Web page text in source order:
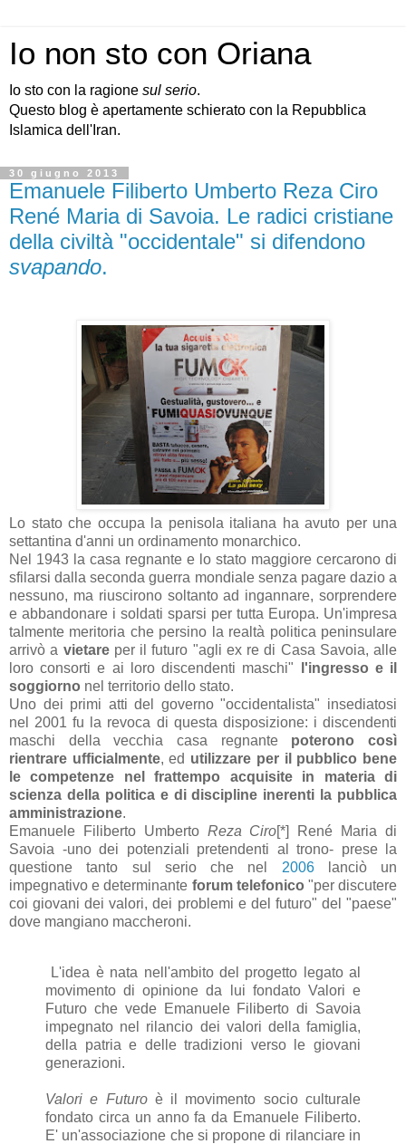
Io non sto con Oriana
Io sto con la ragione sul serio.
Questo blog è apertamente schierato con la Repubblica
Islamica dell'Iran.
30 giugno 2013
Emanuele Filiberto Umberto Reza Ciro
René Maria di Savoia. Le radici cristiane
della civiltà "occidentale" si difendono
svapando.
Lo stato che occupa la penisola italiana ha avuto per una
settantina d'anni un ordinamento monarchico.
Nel 1943 la casa regnante e lo stato maggiore cercarono di
sfilarsi dalla seconda guerra mondiale senza pagare dazio a
nessuno, ma riuscirono soltanto ad ingannare, sorprendere
e abbandonare i soldati sparsi per tutta Europa. Un'impresa
talmente meritoria che persino la realtà politica peninsulare
arrivò a vietareper il futuro "agli ex re di Casa Savoia, alle
loro consorti e ai loro discendenti maschi" l'ingresso e il
soggiorno nel territorio dello stato.
Uno dei primi atti del governo "occidentalista" insediatosi
nel 2001 fu la revoca di questa disposizione: i discendenti
maschi della vecchia casa regnante poterono così
rientrare ufficialmente, ed utilizzare per il pubblico bene
le competenze nel frattempo acquisite in materia di
scienza della politica e di discipline inerenti la pubblica
amministrazione.
Emanuele Filiberto Umberto Reza Ciro[*] René Maria di
Savoia -uno dei potenziali pretendenti al trono- prese la
questione tanto sul serio che nel 2006lanciò un
impegnativo e determinante forum telefonico "per discutere
coi giovani dei valori, dei problemi e del futuro" del "paese"
dove mangiano maccheroni.
L'idea è nata nell'ambito del progetto legato al
movimento di opinione da lui fondato Valori e
Futuro che vede Emanuele Filiberto di Savoia
impegnato nel rilancio dei valori della famiglia,
della patria e delle tradizioni verso le giovani
generazioni.
Valori e Futuroè il movimento socio culturale
fondato circa un anno fa da Emanuele Filiberto.
E' un'associazione che si propone di rilanciare in